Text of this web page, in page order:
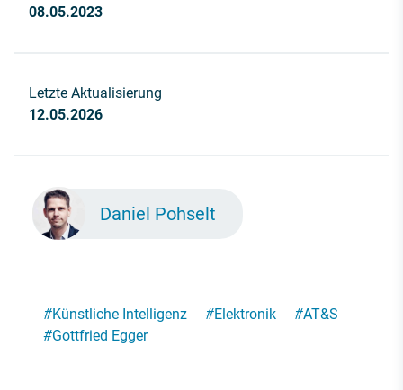
08.05.2023
Letzte Aktualisierung
12.05.2026
Daniel Pohselt
#Künstliche Intelligenz #Elektronik #AT&S
#Gottfried Egger